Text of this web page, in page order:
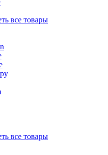
все товары
все товары